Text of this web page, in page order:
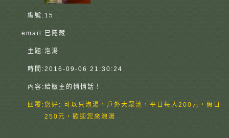
編號: 15
email: 已隱藏
主題:泡湯
時間:2016-09-06 21:30:24
內容:給版主的悄悄話！
回覆:您好: 可以只泡湯，戶外大眾池，平日每人200元，假日
250元，歡迎您來泡湯